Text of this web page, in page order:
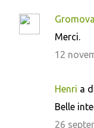
Merci.
12
Henri a
Belle
26